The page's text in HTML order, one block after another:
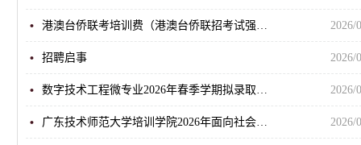
港澳台侨联考培训费（港澳台侨联招考试强化班） 收... 2026/
招聘启事 2026/
数字技术工程微专业2026年春季学期拟录取学员公示 2026/
广东技术师范大学培训学院2026年面向社会公开招聘... 2026/